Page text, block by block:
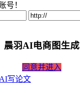
号！
晨羽AI电商图生成
同意并进入
AI写论文